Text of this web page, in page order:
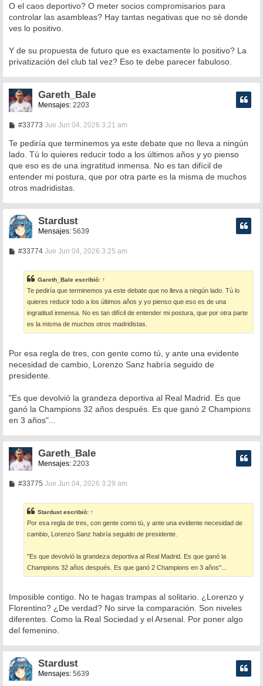
O el caos deportivo? O meter socios compromisarios para
controlar las asambleas? Hay tantas negativas que no sé donde
ves lo positivo.
Y de su propuesta de futuro que es exactamente lo positivo? La
privatización del club tal vez? Eso te debe parecer fabuloso.
Gareth_Bale
Mensajes: 2203
#33773M
n
s
a
j
Jue Jun 04, 2026 3:21 am
Te pediría que terminemos ya este debate que no lleva a ningún
lado. Tú lo quieres reducir todo a los últimos años y yo pienso
que eso es de una ingratitud inmensa. No es tan difícil de
entender mi postura, que por otra parte es la misma de muchos
otros madridistas.
Stardust
Mensajes: 5639
#33774M
a
j
e
Jue Jun 04, 2026 3:25 am
Gareth_Bale escribió: ↑
Te pediría que terminemos ya este debate que no lleva a ningún lado. Tú lo
quieres reducir todo a los últimos años y yo pienso que eso es de una
ingratitud inmensa. No es tan difícil de entender mi postura, que por otra parte
es la misma de muchos otros madridistas.
Por esa regla de tres, con gente como tú, y ante una evidente
necesidad de cambio, Lorenzo Sanz habría seguido de
presidente.
"Es que devolvió la grandeza deportiva al Real Madrid. Es que
ganó la Champions 32 años después. Es que ganó 2 Champions
en 3 años"...
Gareth_Bale
Mensajes: 2203
#33775M
a
j
e
Jue Jun 04, 2026 3:29 am
Stardustescribió: ↑
Por esa regla de tres, con gente como tú, y ante una evidente necesidad de
cambio, Lorenzo Sanz habría seguido de presidente.
"Es que devolvió la grandeza deportiva al Real Madrid. Es que ganó la
Champions 32 años después. Es que ganó 2 Champions en 3 años"...
Imposible contigo. No te hagas trampas al solitario. ¿Lorenzo y
Florentino? ¿De verdad? No sirve la comparación. Son niveles
diferentes. Como la Real Sociedad y el Arsenal. Por poner algo
del femenino.
Stardust
Mensajes: 5639